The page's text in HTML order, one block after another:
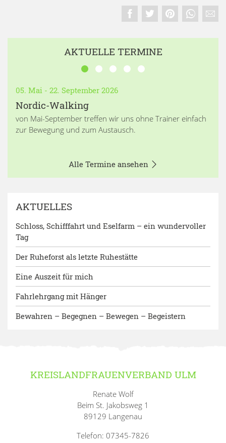
AKTUELLE TERMINE
05. Mai - 22. September 2026
Nordic-Walking
von Mai-September treffen wir uns ohne Trainer einfach
zur Bewegung und zum Austausch.
Alle Termine ansehen
AKTUELLES
Schloss, Schifffahrt und Eselfarm – ein wundervoller
Tag
Der Ruheforst als letzte Ruhestätte
Eine Auszeit für mich
Fahrlehrgang mit Hänger
Bewahren – Begegnen – Bewegen – Begeistern
KREISLANDFRAUENVERBAND ULM
Renate Wolf
Beim St. Jakobsweg 1
89129 Langenau
Telefon: 07345-7826